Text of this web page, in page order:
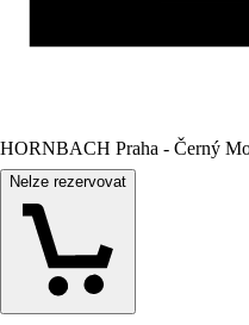
HORNBACH Praha - Černý
Nelze rezervovat